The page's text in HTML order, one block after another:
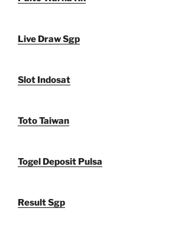
Live Draw Sgp
Slot Indosat
Toto Taiwan
Togel Deposit Pulsa
Result Sgp